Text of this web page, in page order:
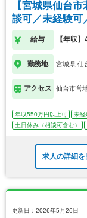
【宮城県仙台
談可／未経験可
給与 【年収
勤務地 宮城県 仙
アクセス 仙台市営
年収550万円以上可 未経
土日休み（相談可含む）
求人の詳細を
更新日：2026年5月26日